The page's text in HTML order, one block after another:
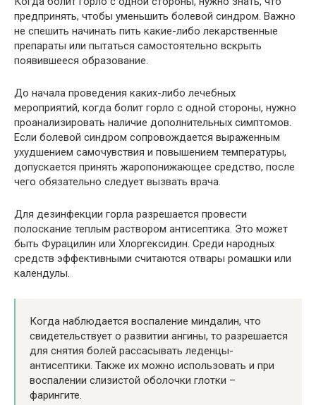
предпринять, чтобы уменьшить болевой синдром. Важно
не спешить начинать пить какие-либо лекарственные
препараты или пытаться самостоятельно вскрыть
появившееся образование.
До начала проведения каких-либо лечебных
мероприятий, когда болит горло с одной стороны, нужно
проанализировать наличие дополнительных симптомов.
Если болевой синдром сопровождается выраженным
ухудшением самочувствия и повышением температуры,
допускается принять жаропонижающее средство, после
чего обязательно следует вызвать врача.
Для дезинфекции горла разрешается провести
полоскание теплым раствором антисептика. Это может
быть Фурацилин или Хлоргексидин. Среди народных
средств эффективными считаются отвары ромашки или
календулы.
Когда наблюдается воспаление миндалин, что
свидетельствует о развитии ангины, то разрешается
для снятия болей рассасывать леденцы-
антисептики. Также их можно использовать и при
воспалении слизистой оболочки глотки –
фарингите.